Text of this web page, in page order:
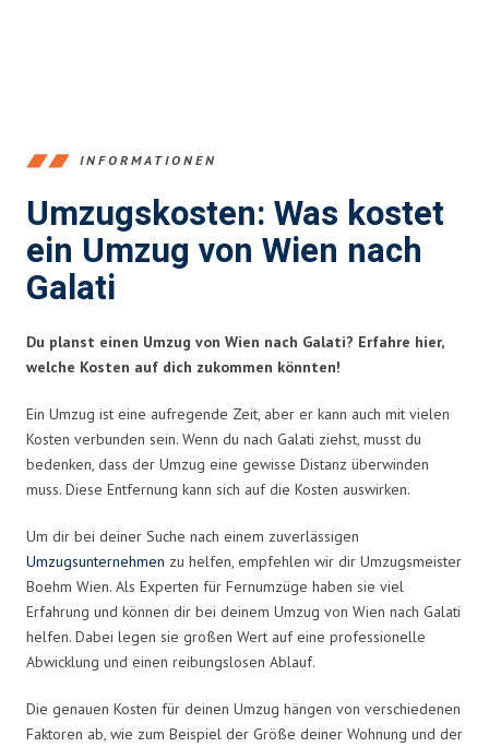
INFORMATIONEN
Umzugskosten: Was kostet
ein Umzug von Wien nach
Galati
Du planst einen Umzug von Wien nach Galati? Erfahre hier,
welche Kosten auf dich zukommen könnten!
Ein Umzug ist eine aufregende Zeit, aber er kann auch mit vielen
Kosten verbunden sein. Wenn du nach Galati ziehst, musst du
bedenken, dass der Umzug eine gewisse Distanz überwinden
muss. Diese Entfernung kann sich auf die Kosten auswirken.
Um dir bei deiner Suche nach einem zuverlässigen
Umzugsunternehmen zu helfen, empfehlen wir dir Umzugsmeister
Boehm Wien. Als Experten für Fernumzüge haben sie viel
Erfahrung und können dir bei deinem Umzug von Wien nach Galati
helfen. Dabei legen sie großen Wert auf eine professionelle
Abwicklung und einen reibungslosen Ablauf.
Die genauen Kosten für deinen Umzug hängen von verschiedenen
Faktoren ab, wie zum Beispiel der Größe deiner Wohnung und der